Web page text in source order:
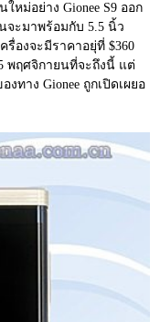
ใหม่อย่าง Gionee S9 ออก
จะมาพร้อมกับ 5.5 นิ้ว
รื่องจะมีราคาอยุ่ที่ $360
พฤศจิกายนที่จะถึงนี้ แต่
ทาง Gionee ถูกเปิดเผยอ